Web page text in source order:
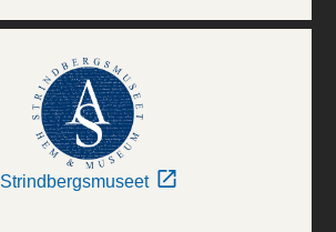
Strindbergsmuseet